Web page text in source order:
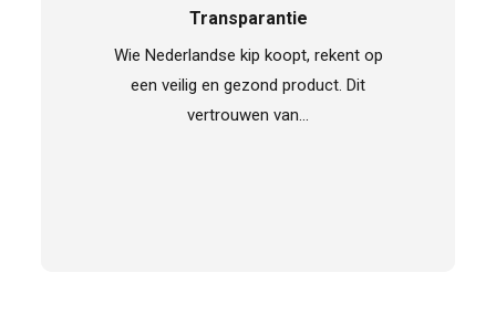
Transparantie
Wie Nederlandse kip koopt, rekent op
een veilig en gezond product. Dit
vertrouwen van…